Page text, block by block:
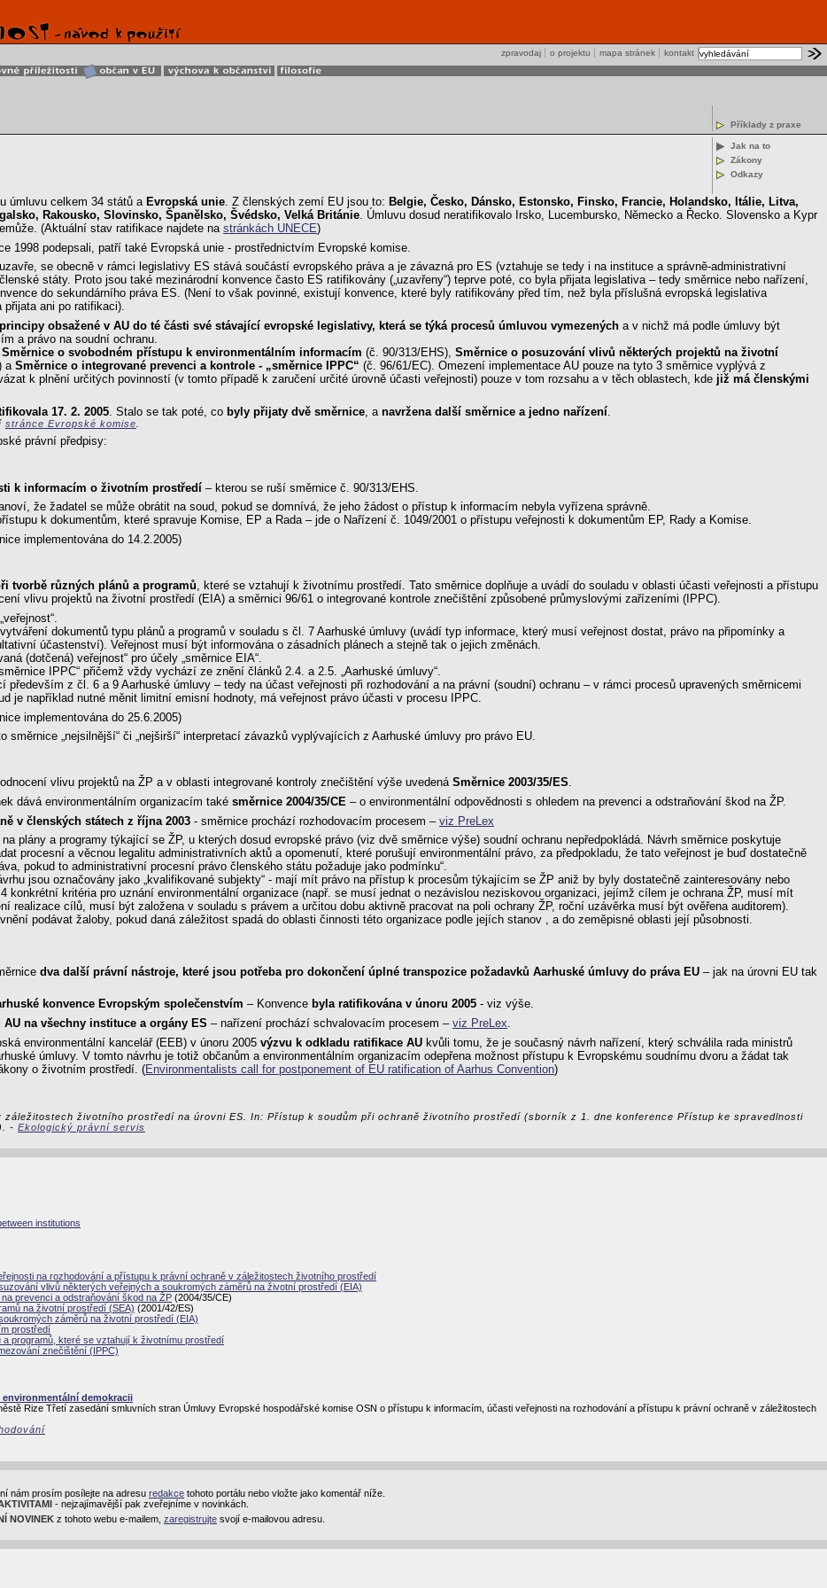
kontakt
mapa stránek
o projektu
zpravodaj
Příklady z praxe
Jak na to
Zákony
Odkazy
úmluvu celkem 34 států a Evropská unie. Z členských zemí EU jsou to: Belgie, Česko, Dánsko, Estonsko, Finsko, Francie, Holandsko, Itálie, Litva,
Rakousko, Slovinsko, Španělsko, Švédsko, Velká Británie. Úmluvu dosud neratifikovalo Irsko, Lucembursko, Německo a Řecko. Slovensko a Kypr
(Aktuální stav ratifikace najdete na stránkách UNECE)
1998 podepsali, patří také Evropská unie - prostřednictvím Evropské komise.
se obecně v rámci legislativy ES stává součástí evropského práva a je závazná pro ES (vztahuje se tedy i na instituce a správně-administrativní
státy. Proto jsou také mezinárodní konvence často ES ratifikovány („uzavřeny“) teprve poté, co byla přijata legislativa – tedy směrnice nebo nařízení,
do sekundárního práva ES. (Není to však povinné, existují konvence, které byly ratifikovány před tím, než byla příslušná evropská legislativa
ani po ratifikaci).
obsažené v AU do té části své stávající evropské legislativy, která se týká procesů úmluvou vymezených a v nichž má podle úmluvy být
a právo na soudní ochranu.
Směrnice o svobodném přístupu k environmentálním informacím (č. 90/313/EHS), Směrnice o posuzování vlivů některých projektů na životní
a Směrnice o integrované prevenci a kontrole - „směrnice IPPC“ (č. 96/61/EC). Omezení implementace AU pouze na tyto 3 směrnice vyplývá z
k plnění určitých povinností (v tomto případě k zaručení určité úrovně účasti veřejnosti) pouze v tom rozsahu a v těch oblastech, kde již má členskými
17. 2. 2005 . Stalo se tak poté, co byly přijaty dvě směrnice , a navržena další směrnice a jedno nařízení
stránce Evropské komise
právní předpisy:
k informacím o životním prostředí – kterou se ruší směrnice č. 90/313/EHS.
že žadatel se může obrátit na soud, pokud se domnívá, že jeho žádost o přístup k informacím nebyla vyřízena správně.
k dokumentům, které spravuje Komise, EP a Rada – jde o Nařízení č. 1049/2001 o přístupu veřejnosti k dokumentům EP, Rady a Komise.
implementována do 14.2.2005)
tvorbě různých plánů a programů, které se vztahují k životnímu prostředí. Tato směrnice doplňuje a uvádí do souladu v oblasti účasti veřejnosti a přístupu
vlivu projektů na životní prostředí (EIA) a směrnici 96/61 o integrované kontrole znečištění způsobené průmyslovými zařízeními (IPPC).
dokumentů typu plánů a programů v souladu s čl. 7 Aarhuské úmluvy (uvádí typ informace, který musí veřejnost dostat, právo na připomínky a
účastenství). Veřejnost musí být informována o zásadních plánech a stejně tak o jejich změnách.
(dotčená) veřejnost“ pro účely „směrnice EIA“.
IPPC“ přičemž vždy vychází ze znění článků 2.4. a 2.5. „Aarhuské úmluvy“.
z čl. 6 a 9 Aarhuské úmluvy – tedy na účast veřejnosti při rozhodování a na právní (soudní) ochranu – v rámci procesů upravených směrnicemi
je například nutné měnit limitní emisní hodnoty, má veřejnost právo účasti v procesu IPPC.
implementována do 25.6.2005)
směrnice „nejsilnější“ či „nejširší“ interpretací závazků vyplývajících z Aarhuské úmluvy pro právo EU.
vlivu projektů na ŽP a v oblasti integrované kontroly znečištění výše uvedená Směrnice 2003/35/ES.
dává environmentálním organizacím také směrnice 2004/35/CE – o environmentální odpovědnosti s ohledem na prevenci a odstraňování škod na ŽP.
v členských státech z října 2003 - směrnice prochází rozhodovacím procesem – viz PreLex
plány a programy týkající se ŽP, u kterých dosud evropské právo (viz dvě směrnice výše) soudní ochranu nepředpokládá. Návrh směrnice poskytuje
procesní a věcnou legalitu administrativních aktů a opomenutí, které porušují environmentální právo, za předpokladu, že tato veřejnost je buď dostatečně
pokud to administrativní procesní právo členského státu požaduje jako podmínku“.
jsou označovány jako „kvalifikované subjekty“ - mají mít právo na přístup k procesům týkajícím se ŽP aniž by byly dostatečně zainteresovány nebo
konkrétní kritéria pro uznání environmentální organizace (např. se musí jednat o nezávislou neziskovou organizaci, jejímž cílem je ochrana ŽP, musí mít
realizace cílů, musí být založena v souladu s právem a určitou dobu aktivně pracovat na poli ochrany ŽP, roční uzávěrka musí být ověřena auditorem).
podávat žaloby, pokud daná záležitost spadá do oblasti činnosti této organizace podle jejích stanov , a do zeměpisné oblasti její působnosti.
dva další právní nástroje, které jsou potřeba pro dokončení úplné transpozice požadavků Aarhuské úmluvy do práva EU – jak na úrovni EU tak
konvence Evropským společenstvím – Konvence byla ratifikována v únoru 2005 - viz výše.
na všechny instituce a orgány ES – nařízení prochází schvalovacím procesem – viz PreLex.
environmentální kancelář (EEB) v únoru 2005 výzvu k odkladu ratifikace AU kvůli tomu, že je současný návrh nařízení, který schválila rada ministrů
úmluvy. V tomto návrhu je totiž občanům a environmentálním organizacím odepřena možnost přístupu k Evropskému soudnímu dvoru a žádat tak
o životním prostředí. (Environmentalists call for postponement of EU ratification of Aarhus Convention)
životního prostředí na úrovni ES. In: Přístup k soudům při ochraně životního prostředí (sborník z 1. dne konference Přístup ke spravedlnosti
- Ekologický právní servis
institutions
na rozhodování a přístupu k právní ochraně v záležitostech životního prostředí
vlivů některých veřejných a soukromých záměrů na životní prostředí (EIA)
prevenci a odstraňování škod na ŽP (2004/35/CE)
na životní prostředí (SEA) (2001/42/ES)
záměrů na životní prostředí (EIA)
prostředí
programů, které se vztahují k životnímu prostředí
znečištění (IPPC)
demokracii
Rize Třetí zasedání smluvních stran Úmluvy Evropské hospodářské komise OSN o přístupu k informacím, účasti veřejnosti na rozhodování a přístupu k právní ochraně v záležitostech
nám prosím posílejte na adresu redakce tohoto portálu nebo vložte jako komentář níže.
- nejzajímavější pak zveřejníme v novinkách.
NOVINEK z tohoto webu e-mailem, zaregistrujte svojí e-mailovou adresu.